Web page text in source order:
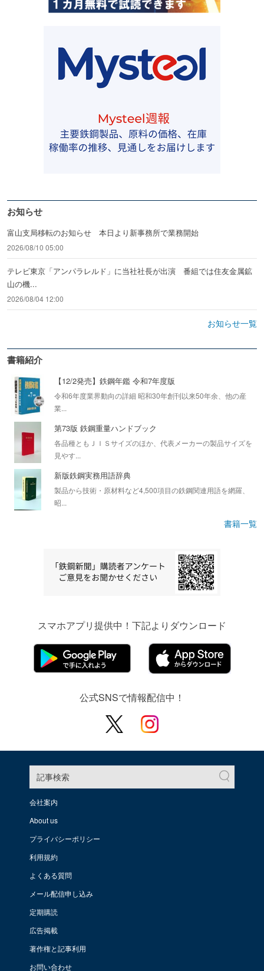
お知らせ
富山支局移転のお知らせ 本日より新事務所で業務開始
2026/08/10 05:00
テレビ東京「アンパラレルド」に当社社長が出演 番組では住友金属鉱
山の機...
2026/08/04 12:00
お知らせ一覧
書籍紹介
【12/2発売】鉄鋼年鑑 令和7年度版
令和6年度業界動向の詳細 昭和30年創刊以来50年余、他の産
業...
第73版 鉄鋼重量ハンドブック
各品種ともＪＩＳサイズのほか、代表メーカーの製品サイズを
見やす...
新版鉄鋼実務用語辞典
製品から技術・原材料など4,500項目の鉄鋼関連用語を網羅、
昭...
書籍一覧
スマホアプリ提供中！下記よりダウンロード
公式SNSで情報配信中！
記事検索
会社案内
About us
プライバシーポリシー
利用規約
よくある質問
メール配信申し込み
定期購読
広告掲載
著作権と記事利用
お問い合わせ